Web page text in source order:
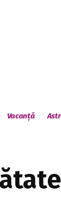
Vacanță